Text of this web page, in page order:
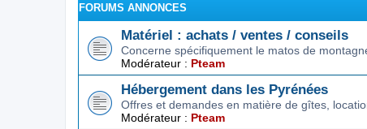
FORUMS ANNONCES
Matériel : achats / ventes / conseils
Concerne spécifiquement le matos de
Modérateur : Pteam
Hébergement dans les Pyrénées
Offres et demandes en matière de gîtes,
Modérateur : Pteam